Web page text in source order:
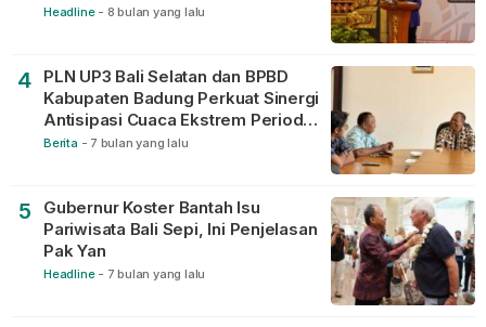
Headline - 8 bulan yang lalu
4
PLN UP3 Bali Selatan dan BPBD
Kabupaten Badung Perkuat Sinergi
Antisipasi Cuaca Ekstrem Periode
Nataru
Berita - 7 bulan yang lalu
5
Gubernur Koster Bantah Isu
Pariwisata Bali Sepi, Ini Penjelasan
Pak Yan
Headline - 7 bulan yang lalu